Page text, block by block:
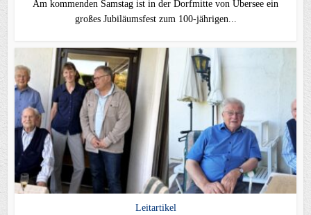
Am kommenden Samstag ist in der Dorfmitte von Übersee ein
großes Jubiläumsfest zum 100-jährigen...
Leitartikel